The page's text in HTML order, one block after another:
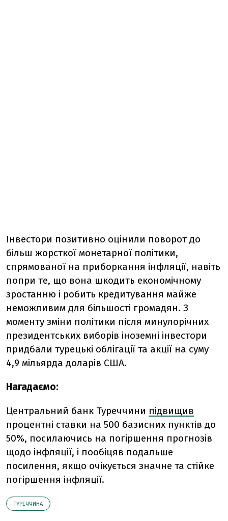
Інвестори позитивно оцінили поворот до
більш жорсткої монетарної політики,
спрямованої на приборкання інфляції, навіть
попри те, що вона шкодить економічному
зростанню і робить кредитування майже
неможливим для більшості громадян. З
моменту зміни політики після минулорічних
президентських виборів іноземні інвестори
придбали турецькі облігації та акції на суму
4,9 мільярда доларів США.
Нагадаємо:
Центральний банк Туреччини підвищив
процентні ставки на 500 базисних пунктів до
50%, посилаючись на погіршення прогнозів
щодо інфляції, і пообіцяв подальше
посилення, якщо очікується значне та стійке
погіршення інфляції.
ТУРЕЧЧИНА